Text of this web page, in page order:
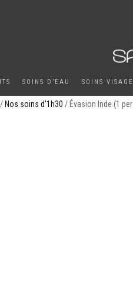
SOINS D’EAU SOINS VISAGE
/ Nos soins d'1h30 / Évasion Inde (1